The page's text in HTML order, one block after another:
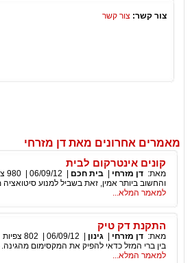
צור קשר: צור קשר
מאמרים אחרונים מאת דן מזרחי
קונים אינטרקום לבית
מאת: דן מזרחי בית חכם 06/09/12
980
והחשוב ביותר אמין, זאת בשביל למנוע
למאמר המלא...
התקנת דק טיק
מאת: דן מזרחי גינון 06/09/12
802 צפיות
בין ברי המזל כדאי להפיק את המקסימום
למאמר המלא...